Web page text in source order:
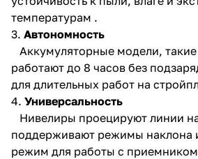
температурам .
3. Автономность
Аккумуляторные модели, такие
работают до 8 часов без
для длительных работ на
4. Универсальность
Нивелиры проецируют линии
поддерживают режимы наклона
режим для работы с